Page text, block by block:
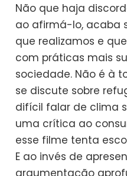
Não que haja
ao afirmá-lo, acaba
que realizamos e
com práticas mais
sociedade. Não é à
se discute sobre
difícil falar de clima
uma crítica ao
esse filme tenta
E ao invés de
argumentação